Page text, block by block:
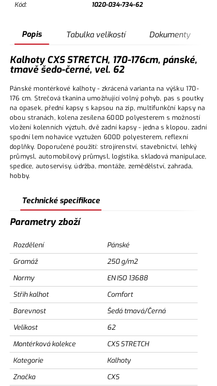
Kód: 1020-034-734-62
Popis Tabulka velikostí Dokumenty
Kalhoty CXS STRETCH, 170-176cm, pánské,
tmavě šedo-černé, vel. 62
Pánské montérkové kalhoty - zkrácená varianta na výšku 170-
176 cm. Strečová tkanina umožňující volný pohyb, pas s poutky
na opasek, přední kapsy s kapsou na zip, multifunkční kapsy na
obou stranách, kolena zesílena 600D polyesterem s možností
vložení kolenních výztuh, dvě zadní kapsy - jedna s klopou, zadní
spodní lem nohavice vyztužen 600D polyesterem, reflexní
doplňky. Doporučené použití: strojírenství, stavebnictví, lehký
průmysl, automobilový průmysl, logistika, skladová manipulace,
spedice, autoservisy, údržba, montáže, zemědělství, zahrada,
hobby.
Technické specifikace
Parametry zboží
Rozdělení
Pánské
Gramáž
250 g/m2
Normy
EN ISO 13688
Střih kalhot
Comfort
Barevnost
Šedá tmavá/Černá
Velikost
62
Montérková kolekce
CXS STRETCH
Kategorie
Kalhoty
Značka
CXS